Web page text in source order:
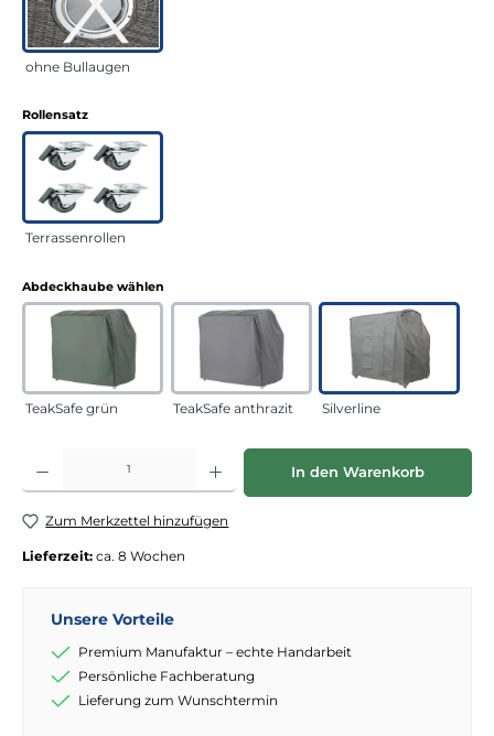
ohne Bullaugen
Rollensatzauswählen
Terrassenrollen
Abdeckhaube wählen
TeakSafe grün TeakSafe anthrazit Silverline
Produkt Anzahl: Gib den gewünschten Wert ein oder benutze die
In den Warenkorb
Zum Merkzettel hinzufügen
Lieferzeit: ca. 8 Wochen
Unsere Vorteile
Premium Manufaktur – echte Handarbeit
Persönliche Fachberatung
Lieferung zum Wunschtermin